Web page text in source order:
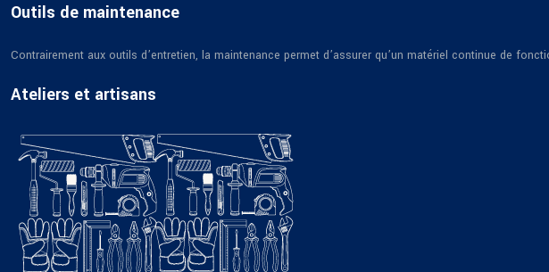
Outils de maintenance
Contrairement aux outils d’entretien, la maintenance permet d’assurer qu’un matériel continue de
Ateliers et artisans